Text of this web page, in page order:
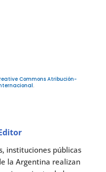
Commons Atribución-
.
instituciones públicas
la Argentina realizan